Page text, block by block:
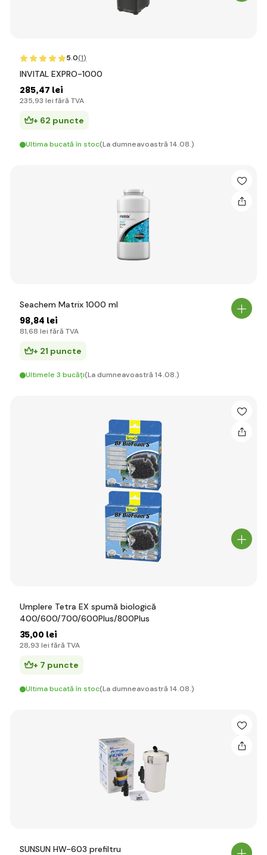
5.0(1)
INVITAL EXPRO-1000
285,47 lei
235,93 lei fără TVA
+ 62 puncte
Ultima bucată în stoc(La dumneavoastră 14.08.)
Seachem Matrix 1000 ml
98,84 lei
81,68 lei fără TVA
+ 21 puncte
Ultimele 3 bucăți(La dumneavoastră 14.08.)
Umplere Tetra EX spumă biologică
400/600/700/600Plus/800Plus
35,00 lei
28,93 lei fără TVA
+ 7 puncte
Ultima bucată în stoc(La dumneavoastră 14.08.)
SUNSUN HW-603 prefiltru